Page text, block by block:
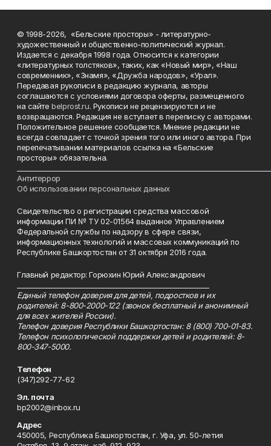
© 1998-2026, «Бельские просторы» - литературно-
художественный и общественно-политический журнал.
Издается с декабря 1998 года. Относится к категории
«литературных толстяков», таких, как «Новый мир», «Наш
современник», «Знамя», «Дружба народов», «Урал».
Передавая рукописи в редакцию журнала, авторы
соглашаются с условиями договора оферты, размещенного
на сайтеbelprost.ru. Рукописи не рецензируются и не
возвращаются. Редакция не вступает в переписку с авторами.
Положительное решение сообщается. Мнение редакции не
всегда совпадает с точкой зрения того или иного автора. При
перепечатывании материалов ссылка на «Бельские
просторы» обязательна.
Антитеррор
Об использовании персональных данных
Свидетельство о регистрации средства массовой
информации ПИ № ТУ 02-01564 выданное Управлением
Федеральной службы по надзору в сфере связи,
информационных технологий и массовых коммуникаций по
Республике Башкортостан от 31 октября 2016 года.
Главный редактор: Горюхин Юрий Александрович
Единый телефон доверия для детей, подростков и их
родителей: 8-800-2000-122 (звонок бесплатный и анонимный
для всех жителей России).
Телефон доверия Республики Башкортостан: 8 (800) 700-01-83.
Телефон психологической поддержки детей и родителей: 8-
800-347-5000.
Телефон
(347)292-77-62
Эл. почта
bp2002@inbox.ru
Адрес
450005, Республика Башкортостан, г. Уфа, ул. 50-летия